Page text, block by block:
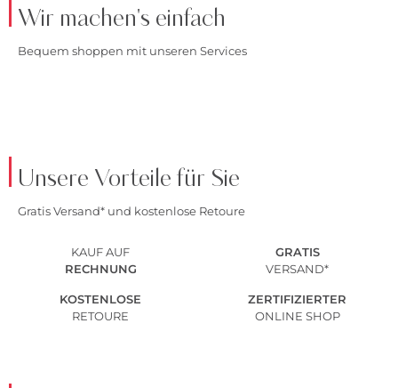
Wir machen's einfach
Bequem shoppen mit unseren Services
Unsere Vorteile für Sie
Gratis Versand* und kostenlose Retoure
KAUF AUF
RECHNUNG
GRATIS
VERSAND*
KOSTENLOSE
RETOURE
ZERTIFIZIERTER
ONLINE SHOP